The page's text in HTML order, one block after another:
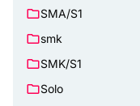
SMA/S1
smk
SMK/S1
Solo